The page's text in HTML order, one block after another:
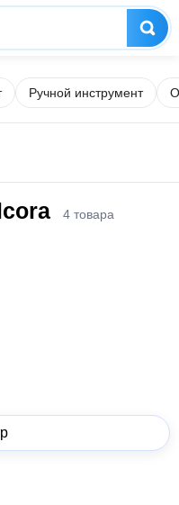
Ручной инструмент
4 товара